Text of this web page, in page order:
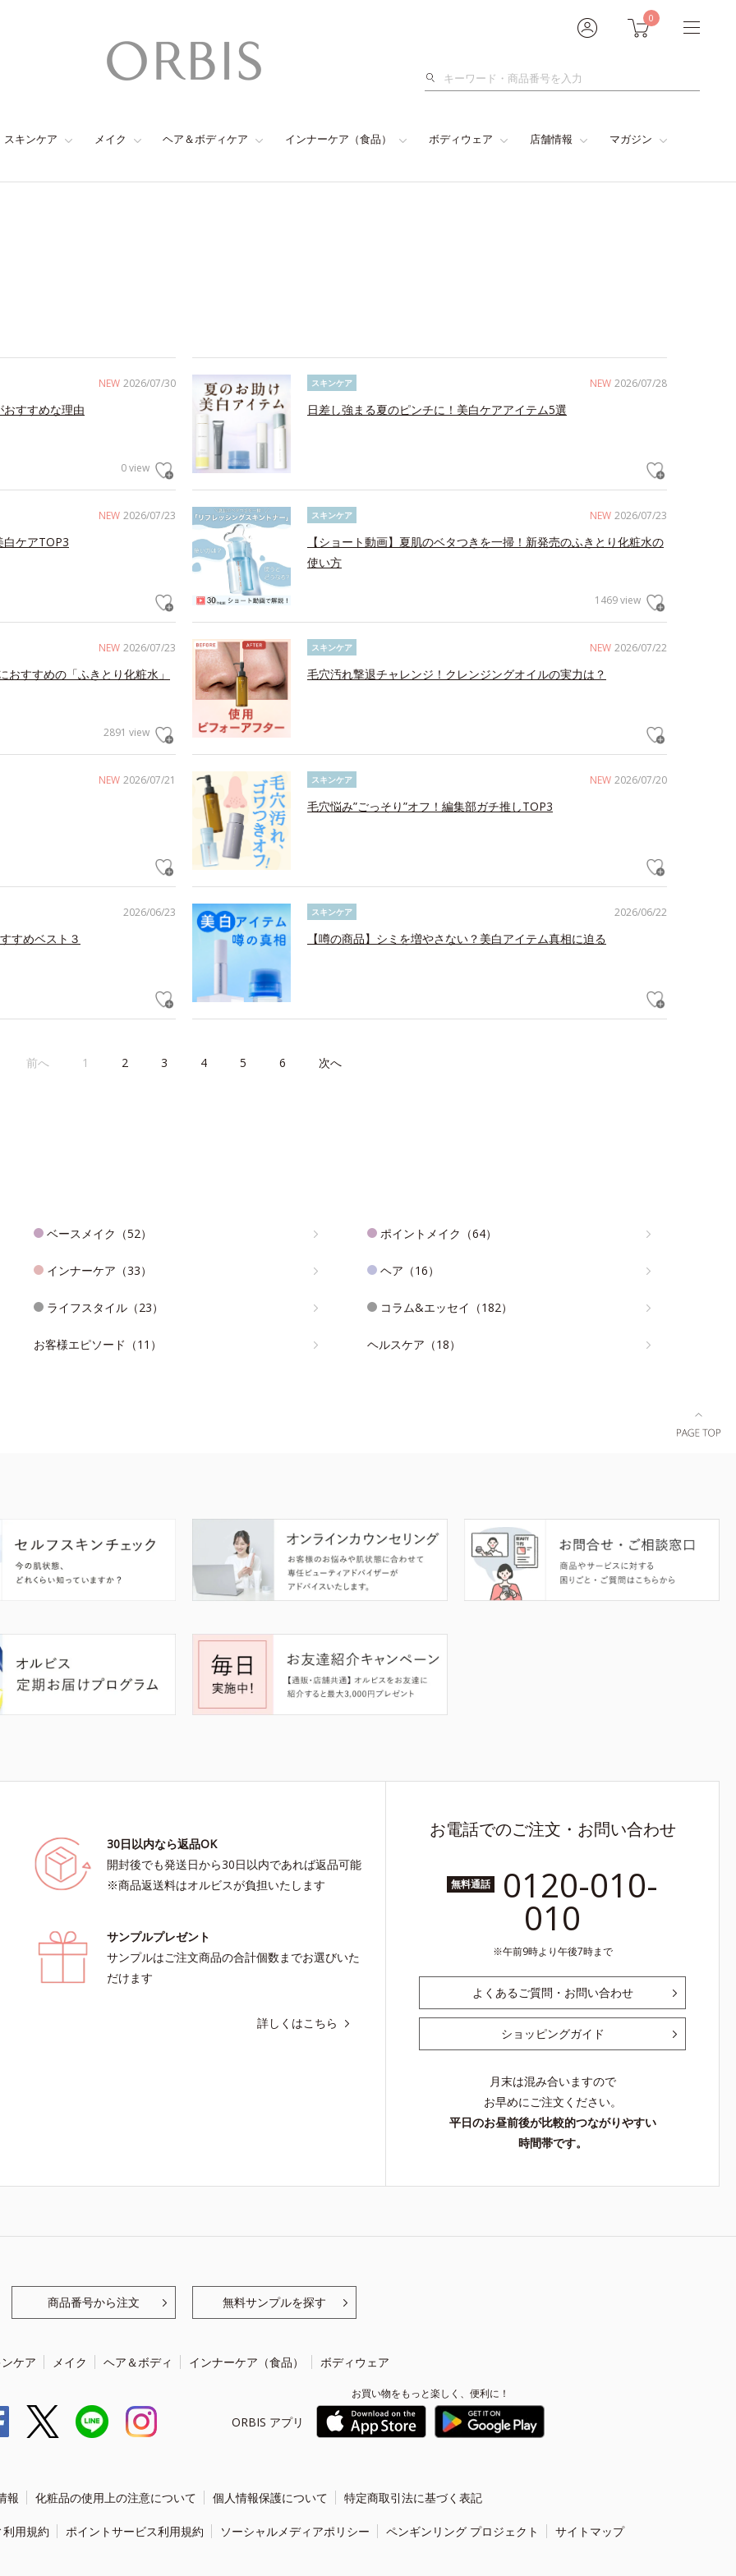
0
検
スキンケア メイク ヘア＆ボディケア インナーケア（食品） ボディウェア 店舗情報 マガジン
NEW 2026/07/30
すすめな理由
0 view
NEW 2026/07/28
スキンケア
日差し強まる夏のピンチに！美白ケアアイテム5選
NEW 2026/07/23
ケアTOP3
NEW 2026/07/23
スキンケア
【ショート動画】夏肌のベタつきを一掃！新発売のふきとり化粧水の
使い方
1469 view
NEW 2026/07/23
すすめの「ふきとり化粧水」
2891 view
NEW 2026/07/22
スキンケア
毛穴汚れ撃退チャレンジ！クレンジングオイルの実力は？
NEW 2026/07/21 NEW 2026/07/20
スキンケア
毛穴悩み”ごっそり”オフ！編集部ガチ推しTOP3
2026/06/23
すめベスト３
2026/06/22
スキンケア
【噂の商品】シミを増やさない？美白アイテム真相に迫る
前へ 1 2 3 4 5 6 次へ
ベースメイク（52） ポイントメイク（64）
インナーケア（33） ヘア（16）
ライフスタイル（23） コラム&エッセイ（182）
お客様エピソード（11） ヘルスケア（18）
30日以内なら返品OK
開封後でも発送日から30日以内であれば返品可能
※商品返送料はオルビスが負担いたします
サンプルプレゼント
サンプルはご注文商品の合計個数までお選びいた
だけます
詳しくはこちら
お電話でのご注文・お問い合わせ
無料通話 0120-010-
010
午前9時より午後7時まで
よくあるご質問・お問い合わせ
ショッピングガイド
月末は混み合いますので
お早めにご注文ください。
平日のお昼前後が比較的つながりやすい
時間帯です。
商品番号から注文 無料サンプルを探す
ケア メイク ヘア＆ボディ インナーケア（食品） ボディウェア
ORBIS アプリ
お買い物をもっと楽しく、便利に！
報 化粧品の使用上の注意について 個人情報保護について 特定商取引法に基づく表記
用規約 ポイントサービス利用規約 ソーシャルメディアポリシー ペンギンリング プロジェクト サイトマップ